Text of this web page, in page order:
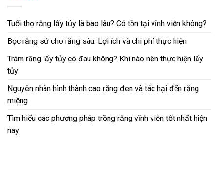
Tuổi thọ răng lấy tủy là bao lâu? Có tồn tại vĩnh viễn không?
Bọc răng sứ cho răng sâu: Lợi ích và chi phí thực hiện
Trám răng lấy tủy có đau không? Khi nào nên thực hiện lấy
tủy
Nguyên nhân hình thành cao răng đen và tác hại đến răng
miệng
Tìm hiểu các phương pháp trồng răng vĩnh viễn tốt nhất hiện
nay